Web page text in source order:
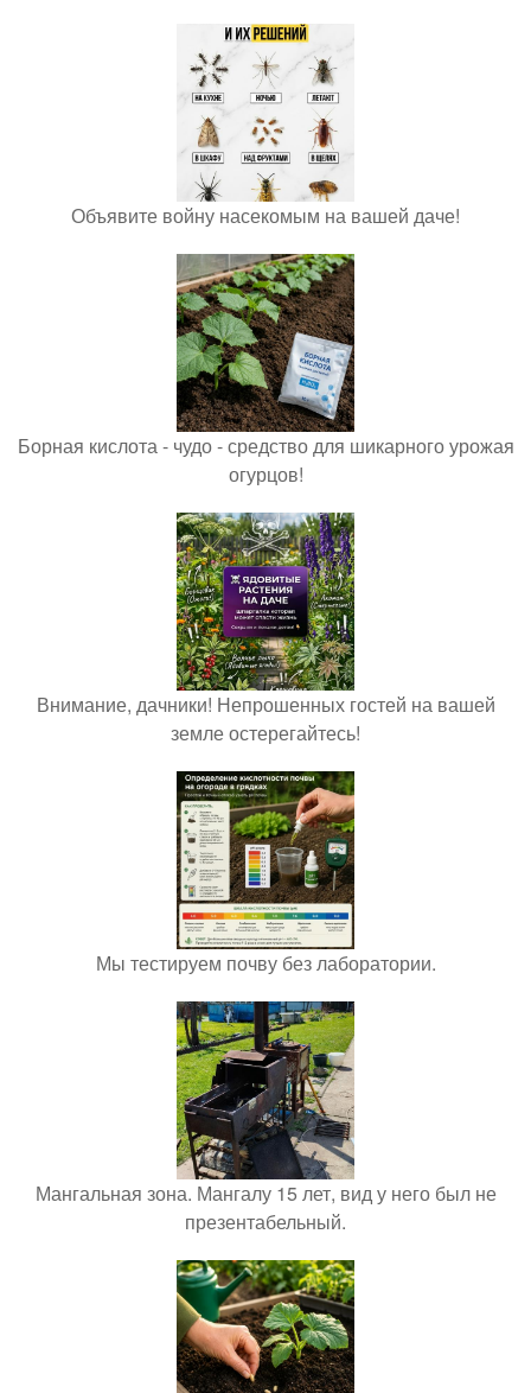
Объявите войну насекомым на вашей даче!
Борная кислота - чудо - средство для шикарного урожая
огурцов!
Внимание, дачники! Непрошенных гостей на вашей
земле остерегайтесь!
Мы тестируем почву без лаборатории.
Мангальная зона. Мангалу 15 лет, вид у него был не
презентабельный.